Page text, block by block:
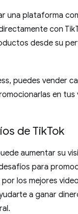
una plataforma
con
desde su
puedes vender
en tus
de TikTok
aumentar su
para
los mejores
a ganar